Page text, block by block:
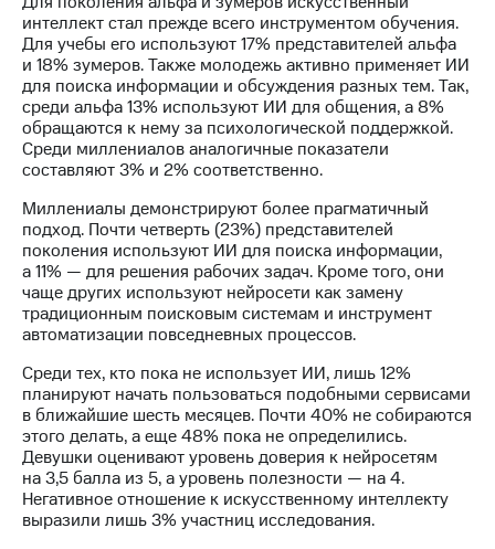
Корпоративный
секретарь
Раскрытие
информации
Информация
акционерам
Документы
ПАО
"МТС"
акционеров
Личный
кабинет
акционера
Акционерный
капитал
Контроль
и
аудит
Рынок
акций
Описание
Программа
приобретения
интеллект стал прежде всего инструментом обучения.
Для учебы его используют 17% представителей альфа
и 18% зумеров. Также молодежь активно применяет ИИ
для поиска информации и обсуждения разных тем. Так,
среди альфа 13% используют ИИ для общения, а 8%
обращаются к нему за психологической поддержкой.
Среди миллениалов аналогичные показатели
составляют 3% и 2% соответственно.
Миллениалы демонстрируют более прагматичный
подход. Почти четверть (23%) представителей
поколения используют ИИ для поиска информации,
а 11% — для решения рабочих задач. Кроме того, они
чаще других используют нейросети как замену
традиционным поисковым системам и инструмент
автоматизации повседневных процессов.
Среди тех, кто пока не использует ИИ, лишь 12%
планируют начать пользоваться подобными сервисами
в ближайшие шесть месяцев. Почти 40% не собираются
этого делать, а еще 48% пока не определились.
Девушки оценивают уровень доверия к нейросетям
на 3,5 балла из 5, а уровень полезности — на 4.
Негативное отношение к искусственному интеллекту
выразили лишь 3% участниц исследования.